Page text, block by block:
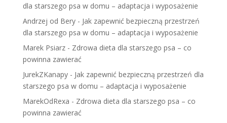
dla starszego psa w domu – adaptacja i wyposażenie
Andrzej od Bery- Jak zapewnić bezpieczną przestrzeń
dla starszego psa w domu – adaptacja i wyposażenie
Marek Psiarz- Zdrowa dieta dla starszego psa – co
powinna zawierać
JurekZKanapy- Jak zapewnić bezpieczną przestrzeń dla
starszego psa w domu – adaptacja i wyposażenie
MarekOdRexa - Zdrowa dieta dla starszego psa – co
powinna zawierać